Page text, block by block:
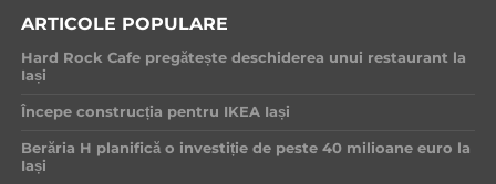
ARTICOLE POPULARE
Hard Rock Cafe pregătește deschiderea unui restaurant la
Iași
Începe construcția pentru IKEA Iași
Berăria H planifică o investiție de peste 40 milioane euro la
Iași